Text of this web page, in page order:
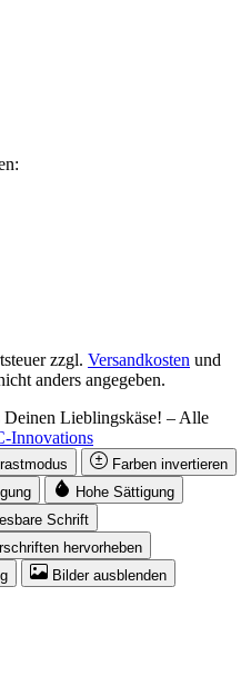
zzgl. Versandkosten und
anders angegeben.
Lieblingskäse! – Alle
Innovations
Farben invertieren
Hohe Sättigung
Schrift
hervorheben
Bilder ausblenden